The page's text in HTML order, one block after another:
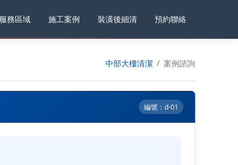
服務區域 施工案例 裝潢後細清 預約聯絡
中部大樓清潔 案例諮詢
編號：d-01